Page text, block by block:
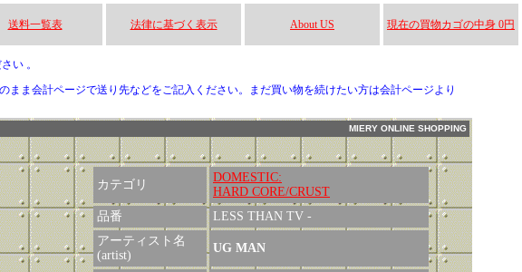
送料一覧表 法律に基づく表示 About US 現在の買物カゴの中身 0円
い 。
ま会計ページで送り先などをご記入ください。まだ買い物を続けたい方は会計ページより
MIERY ONLINE SHOPPING
カテゴリ
DOMESTIC:
HARD CORE/CRUST
品番
LESS THAN TV -
アーティスト名
(artist)
UG MAN